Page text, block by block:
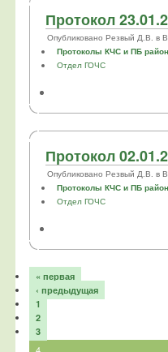
Протокол
Опубликовано Резвый Д.В. в
Протоколы КЧС и ПБ
Отдел ГОЧС
Протокол
Опубликовано Резвый Д.В. в
Протоколы КЧС и ПБ
Отдел ГОЧС
« первая
‹ предыдущая
1
2
3